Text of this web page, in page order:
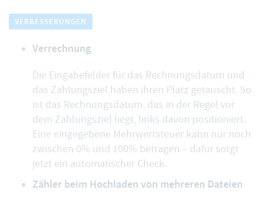
VERBESSERUNGEN
Verrechnung
Die Eingabefelder für das Rechnungsdatum und
das Zahlungsziel haben ihren Platz getauscht. So
ist das Rechnungsdatum, das in der Regel vor
dem Zahlungsziel liegt, links davon positioniert.
Eine eingegebene Mehrwertsteuer kann nur noch
zwischen 0% und 100% betragen – dafür sorgt
jetzt ein automatischer Check.
Zähler beim Hochladen von mehreren Dateien